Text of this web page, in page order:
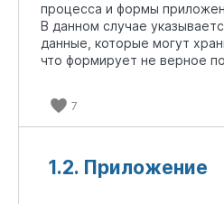
процесса и формы
В данном случае
данные, которые могут
что формирует не верное
7
1.2. Приложение